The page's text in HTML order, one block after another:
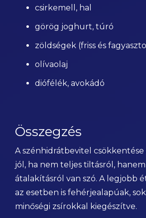
csirkemell, hal
görög joghurt, túró
zöldségek (friss és
olívaolaj
diófélék, avokádó
Összegzés
A szénhidrátbevitel
jól, ha nem teljes tiltásról,
átalakításról van szó. A legjobb
az esetben is fehérjealapúak,
minőségi zsírokkal kiegészítve.